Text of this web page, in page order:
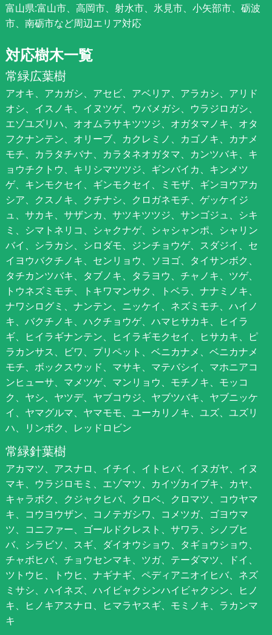
富山県:富山市、高岡市、射水市、氷見市、小矢部市、砺波
市、南砺市など周辺エリア対応
対応樹木一覧
常緑広葉樹
アオキ、アカガシ、アセビ、アベリア、アラカシ、アリド
オシ、イスノキ、イヌツゲ、ウバメガシ、ウラジロガシ、
エゾユズリハ、オオムラサキツツジ、オガタマノキ、オタ
フクナンテン、オリーブ、カクレミノ、カゴノキ、カナメ
モチ、カラタチバナ、カラタネオガタマ、カンツバキ、キ
ョウチクトウ、キリシマツツジ、ギンバイカ、キンメツ
ゲ、キンモクセイ、ギンモクセイ、ミモザ、ギンヨウアカ
シア、クスノキ、クチナシ、クロガネモチ、ゲッケイジ
ュ、サカキ、サザンカ、サツキツツジ、サンゴジュ、シキ
ミ、シマトネリコ、シャクナゲ、シャシャンポ、シャリン
バイ、シラカシ、シロダモ、ジンチョウゲ、スダジイ、セ
イヨウバクチノキ、センリョウ、ソヨゴ、タイサンボク、
タチカンツバキ、タブノキ、タラヨウ、チャノキ、ツゲ、
トウネズミモチ、トキワマンサク、トベラ、ナナミノキ、
ナワシログミ、ナンテン、ニッケイ、ネズミモチ、ハイノ
キ、バクチノキ、ハクチョウゲ、ハマヒサカキ、ヒイラ
ギ、ヒイラギナンテン、ヒイラギモクセイ、ヒサカキ、ピ
ラカンサス、ビワ、プリペット、ベニカナメ、ベニカナメ
モチ、ボックスウッド、マサキ、マテバシイ、マホニアコ
ンヒューサ、マメツゲ、マンリョウ、モチノキ、モッコ
ク、ヤシ、ヤツデ、ヤブコウジ、ヤブツバキ、ヤブニッケ
イ、ヤマグルマ、ヤマモモ、ユーカリノキ、ユズ、ユズリ
ハ、リンボク、レッドロビン
常緑針葉樹
アカマツ、アスナロ、イチイ、イトヒバ、イヌガヤ、イヌ
マキ、ウラジロモミ、エゾマツ、カイヅカイブキ、カヤ、
キャラボク、クジャクヒバ、クロベ、クロマツ、コウヤマ
キ、コウヨウザン、コノテガシワ、コメツガ、ゴヨウマ
ツ、コニファー、ゴールドクレスト、サワラ、シノブヒ
バ、シラビソ、スギ、ダイオウショウ、タギョウショウ、
チャボヒバ、チョウセンマキ、ツガ、テーダマツ、ドイ、
ツトウヒ、トウヒ、ナギナギ、ペディアニオイヒバ、ネズ
ミサシ、ハイネズ、ハイビャクシンハイビャクシン、ヒノ
キ、ヒノキアスナロ、ヒマラヤスギ、モミノキ、ラカンマ
キ